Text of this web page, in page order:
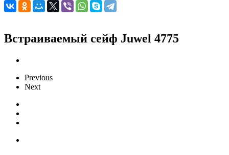
Встраиваемый сейф Juwel 4775
Previous
Next